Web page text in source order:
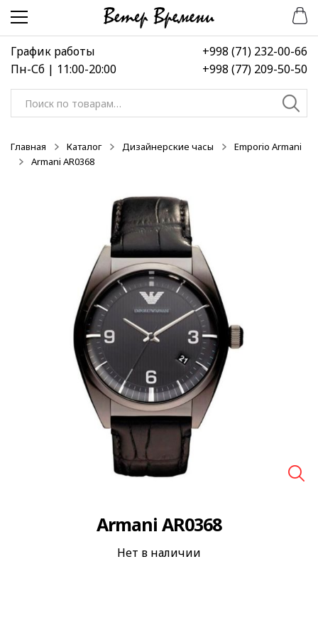
Перейти
навигации
Перейти
содержимому
График работы
Пн-Сб | 11:00-20:00
+998 (71) 232-00-66
+998 (77) 209-50-50
Искать:
Главная Каталог Дизайнерские часы
Emporio Armani
Armani AR0368
Armani AR0368
Нет в наличии
-50%
-50%
-50%